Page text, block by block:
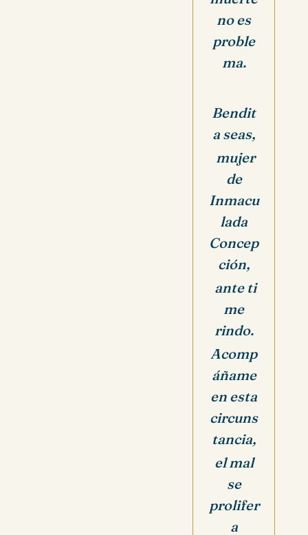
no es
proble
ma.
Bendit
a seas,
mujer
de
Inmacu
lada
Concep
ción,
ante ti
me
rindo.
Acomp
áñame
en esta
circuns
tancia,
el mal
se
prolifer
a